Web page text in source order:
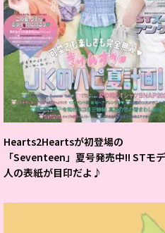
Hearts2Heartsが初登場の
「Seventeen」夏号発売中!! STモ
人の表紙が目印だよ♪